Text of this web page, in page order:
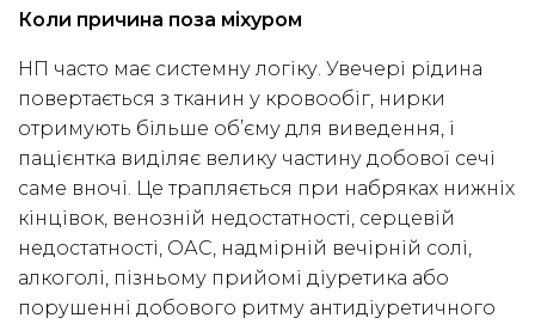
Коли причина поза міхуром
НП часто має системну логіку. Увечері рідина
повертається з тканин у кровообіг, нирки
отримують більше об’єму для виведення, і
пацієнтка виділяє велику частину добової сечі
саме вночі. Це трапляється при набряках нижніх
кінцівок, венозній недостатності, серцевій
недостатності, ОАС, надмірній вечірній солі,
алкоголі, пізньому прийомі діуретика або
порушенні добового ритму антидіуретичного